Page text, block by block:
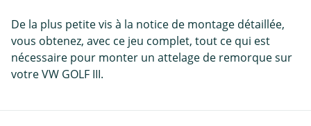
De la plus petite vis à la notice de montage détaillée,
vous obtenez, avec ce jeu complet, tout ce qui est
nécessaire pour monter un attelage de remorque sur
votre VW GOLF III.